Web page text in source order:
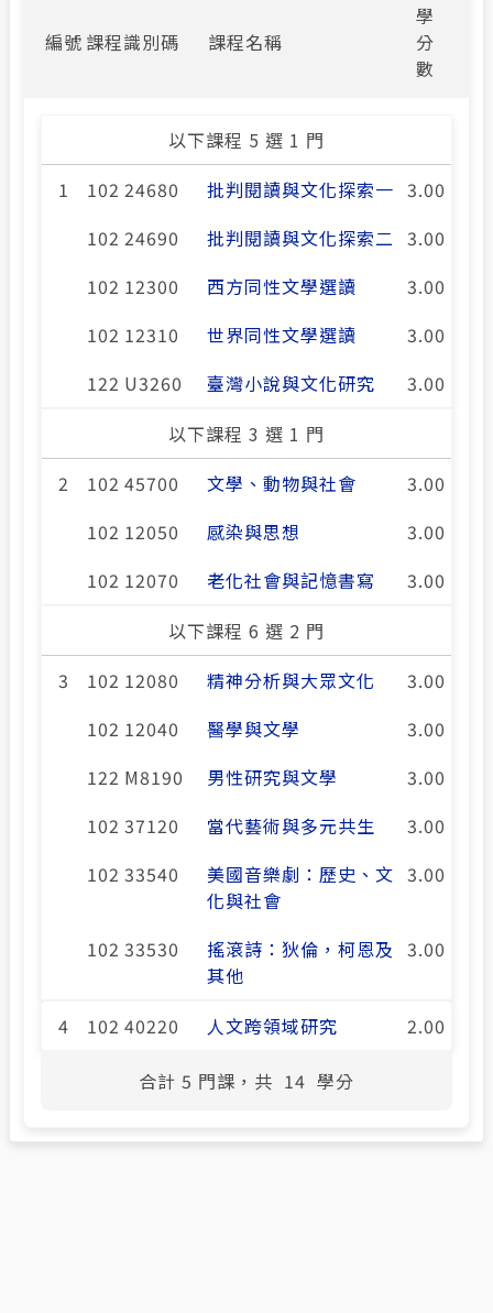
編號 課程識別碼 課程名稱
學
分
數
以下課程 5 選 1 門
1
102 24680 批判閱讀與文化探索一 3.00
102 24690
批判閱讀與文化探索二 3.00
102 12300
西方同性文學選讀
3.00
102 12310
世界同性文學選讀
3.00
122 U3260
臺灣小說與文化研究
3.00
以下課程 3 選 1 門
2
102 45700 文學、動物與社會
3.00
102 12050
感染與思想
3.00
102 12070
老化社會與記憶書寫
3.00
以下課程 6 選 2 門
3
102 12080 精神分析與大眾文化
3.00
102 12040
醫學與文學
3.00
122 M8190
男性研究與文學
3.00
102 37120
當代藝術與多元共生
3.00
102 33540
美國音樂劇：歷史、文
化與社會
3.00
102 33530
搖滾詩：狄倫，柯恩及
其他
3.00
4 102 40220 人文跨領域研究 2.00
合計 5 門課，共 14 學分